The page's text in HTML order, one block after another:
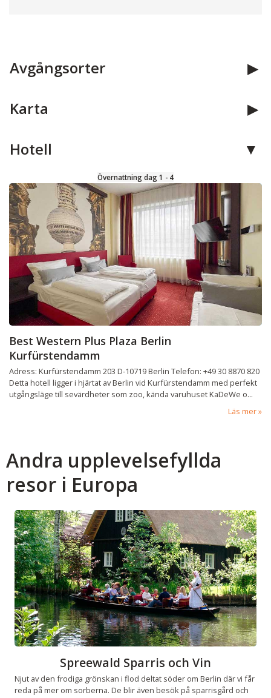
Avgångsorter
Karta
Hotell
Övernattning dag 1 - 4
Best Western Plus Plaza Berlin
Kurfürstendamm
Adress: Kurfürstendamm 203 D-10719 Berlin Telefon: +49 30 8870 820
Detta hotell ligger i hjärtat av Berlin vid Kurfürstendamm med perfekt
utgångsläge till sevärdheter som zoo, kända varuhuset KaDeWe o...
Läs mer
Andra upplevelsefyllda
resor i Europa
Spreewald Sparris och Vin
Njut av den frodiga grönskan i flod deltat söder om Berlin där vi får
reda på mer om sorberna. De blir även besök på sparrisgård och